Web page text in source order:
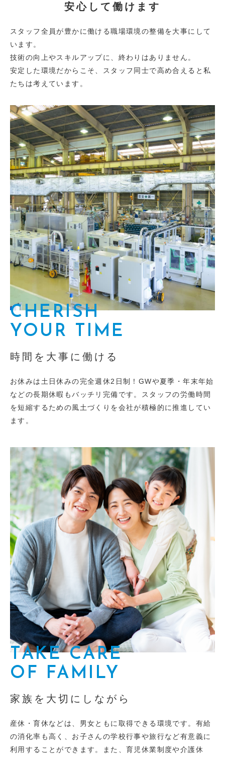
安心して働けます
スタッフ全員が豊かに働ける職場環境の整備を大事にして
います。
技術の向上やスキルアップに、終わりはありません。
安定した環境だからこそ、スタッフ同士で高め合えると私
たちは考えています。
CHERISH
YOUR TIME
時間を大事に働ける
お休みは土日休みの完全週休2日制！GWや夏季・年末年始
などの長期休暇もバッチリ完備です。スタッフの労働時間
を短縮するための風土づくりを会社が積極的に推進してい
ます。
TAKE CARE
OF FAMILY
家族を大切にしながら
産休・育休などは、男女ともに取得できる環境です。有給
の消化率も高く、お子さんの学校行事や旅行など有意義に
利用することができます。また、育児休業制度や介護休